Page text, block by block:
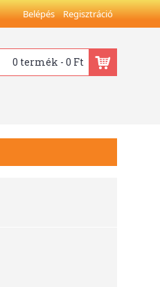
Belépés Regisztráció
0 termék - 0 Ft